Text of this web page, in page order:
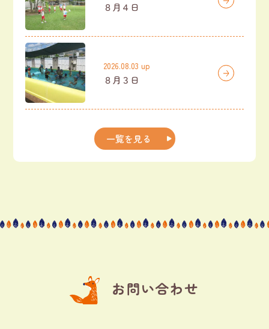
８月４日
2026.08.03 up
８月３日
一覧を見る
お問い合わせ